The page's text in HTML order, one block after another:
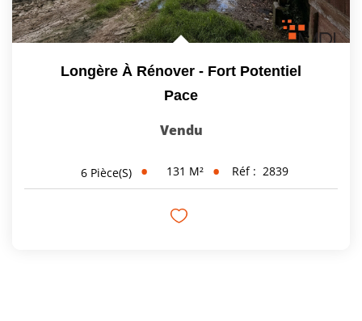
Longère À Rénover - Fort Potentiel
Pace
Vendu
6 Pièce(s) 131 M² Réf : 2839